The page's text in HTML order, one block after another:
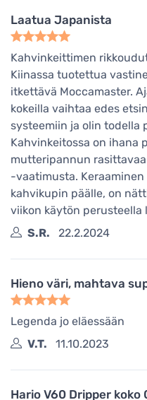
Laatua Japanista
Kahvinkeittimen
Kiinassa tuotettua
itkettävä Moccamaster.
kokeilla vaihtaa edes
systeemiin ja olin todella
Kahvinkeitossa on ihana
mutteripannun
-vaatimusta.
kahvikupin päälle, on
viikon käytön perusteella
S.R.
22.2.2024
Hieno väri, mahtava
Legenda jo eläessään
V.T.
11.10.2023
Hario V60 Dripper koko